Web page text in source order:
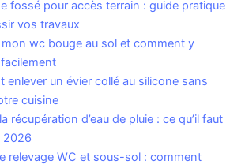
fossé pour accès terrain : guide pratique
vos travaux
mon wc bouge au sol et comment y
enlever un évier collé au silicone sans
cuisine
récupération d’eau de pluie : ce qu’il faut
2026
relevage WC et sous-sol : comment